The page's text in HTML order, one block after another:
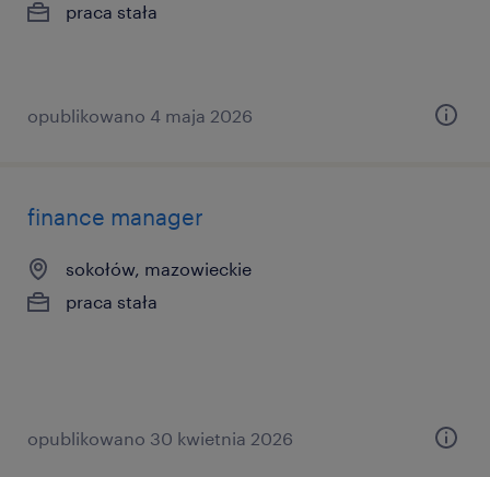
praca stała
opublikowano 4 maja 2026
finance manager
sokołów, mazowieckie
praca stała
opublikowano 30 kwietnia 2026